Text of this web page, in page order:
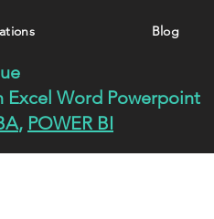
Blog
Excel Word Powerpoint
, POWER BI